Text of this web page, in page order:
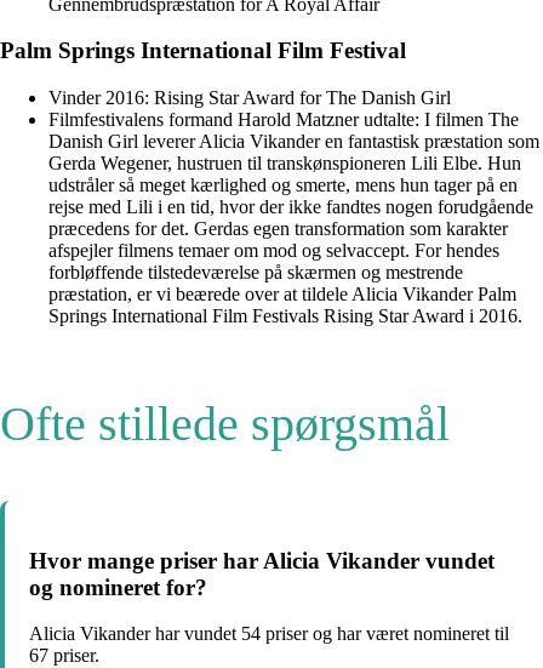
Palm Springs International Film Festival
Vinder 2016: Rising Star Award for The Danish Girl
Filmfestivalens formand Harold Matzner udtalte: I filmen The
Danish Girl leverer Alicia Vikander en fantastisk præstation som
Gerda Wegener, hustruen til transkønspioneren Lili Elbe. Hun
udstråler så meget kærlighed og smerte, mens hun tager på en
rejse med Lili i en tid, hvor der ikke fandtes nogen forudgående
præcedens for det. Gerdas egen transformation som karakter
afspejler filmens temaer om mod og selvaccept. For hendes
forbløffende tilstedeværelse på skærmen og mestrende
præstation, er vi beærede over at tildele Alicia Vikander Palm
Springs International Film Festivals Rising Star Award i 2016.
Ofte stillede spørgsmål
Hvor mange priser har Alicia Vikander vundet
og nomineret for?
Alicia Vikander har vundet 54 priser og har været nomineret til
67 priser.